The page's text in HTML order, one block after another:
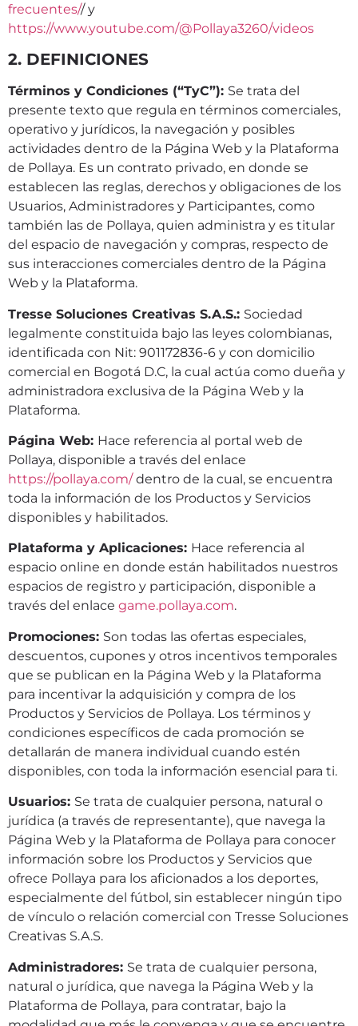
frecuentes// y
https://www.youtube.com/@Pollaya3260/videos
2. DEFINICIONES
Términos y Condiciones (“TyC”): Se trata del
presente texto que regula en términos comerciales,
operativo y jurídicos, la navegación y posibles
actividades dentro de la Página Web y la Plataforma
de Pollaya. Es un contrato privado, en donde se
establecen las reglas, derechos y obligaciones de los
Usuarios, Administradores y Participantes, como
también las de Pollaya, quien administra y es titular
del espacio de navegación y compras, respecto de
sus interacciones comerciales dentro de la Página
Web y la Plataforma.
Tresse Soluciones Creativas S.A.S.: Sociedad
legalmente constituida bajo las leyes colombianas,
identificada con Nit: 901172836-6 y con domicilio
comercial en Bogotá D.C, la cual actúa como dueña y
administradora exclusiva de la Página Web y la
Plataforma.
Página Web: Hace referencia al portal web de
Pollaya, disponible a través del enlace
https://pollaya.com/dentro de la cual, se encuentra
toda la información de los Productos y Servicios
disponibles y habilitados.
Plataforma y Aplicaciones: Hace referencia al
espacio online en donde están habilitados nuestros
espacios de registro y participación, disponible a
través del enlace game.pollaya.com.
Promociones: Son todas las ofertas especiales,
descuentos, cupones y otros incentivos temporales
que se publican en la Página Web y la Plataforma
para incentivar la adquisición y compra de los
Productos y Servicios de Pollaya. Los términos y
condiciones específicos de cada promoción se
detallarán de manera individual cuando estén
disponibles, con toda la información esencial para ti.
Usuarios: Se trata de cualquier persona, natural o
jurídica (a través de representante), que navega la
Página Web y la Plataforma de Pollaya para conocer
información sobre los Productos y Servicios que
ofrece Pollaya para los aficionados a los deportes,
especialmente del fútbol, sin establecer ningún tipo
de vínculo o relación comercial con Tresse Soluciones
Creativas S.A.S.
Administradores: Se trata de cualquier persona,
natural o jurídica, que navega la Página Web y la
Plataforma de Pollaya, para contratar, bajo la